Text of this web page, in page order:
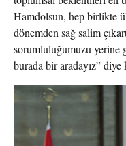
Hamdolsun, hep birlikte
dönemden sağ salim
sorumluluğumuzu yerine
burada bir aradayız” diye